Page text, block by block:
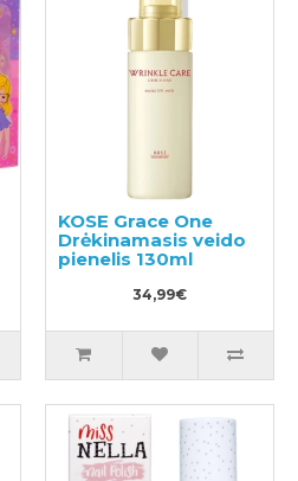
KOSE Grace One
Drėkinamasis veido
pienelis 130ml
34,99€